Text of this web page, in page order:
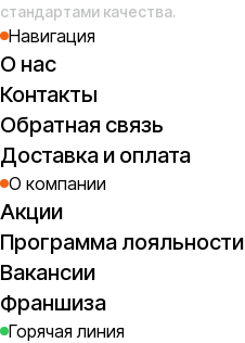
стандартами качества.
Навигация
О нас
Контакты
Обратная связь
Доставка и оплата
О компании
Акции
Программа лояльности
Вакансии
Франшиза
Горячая линия